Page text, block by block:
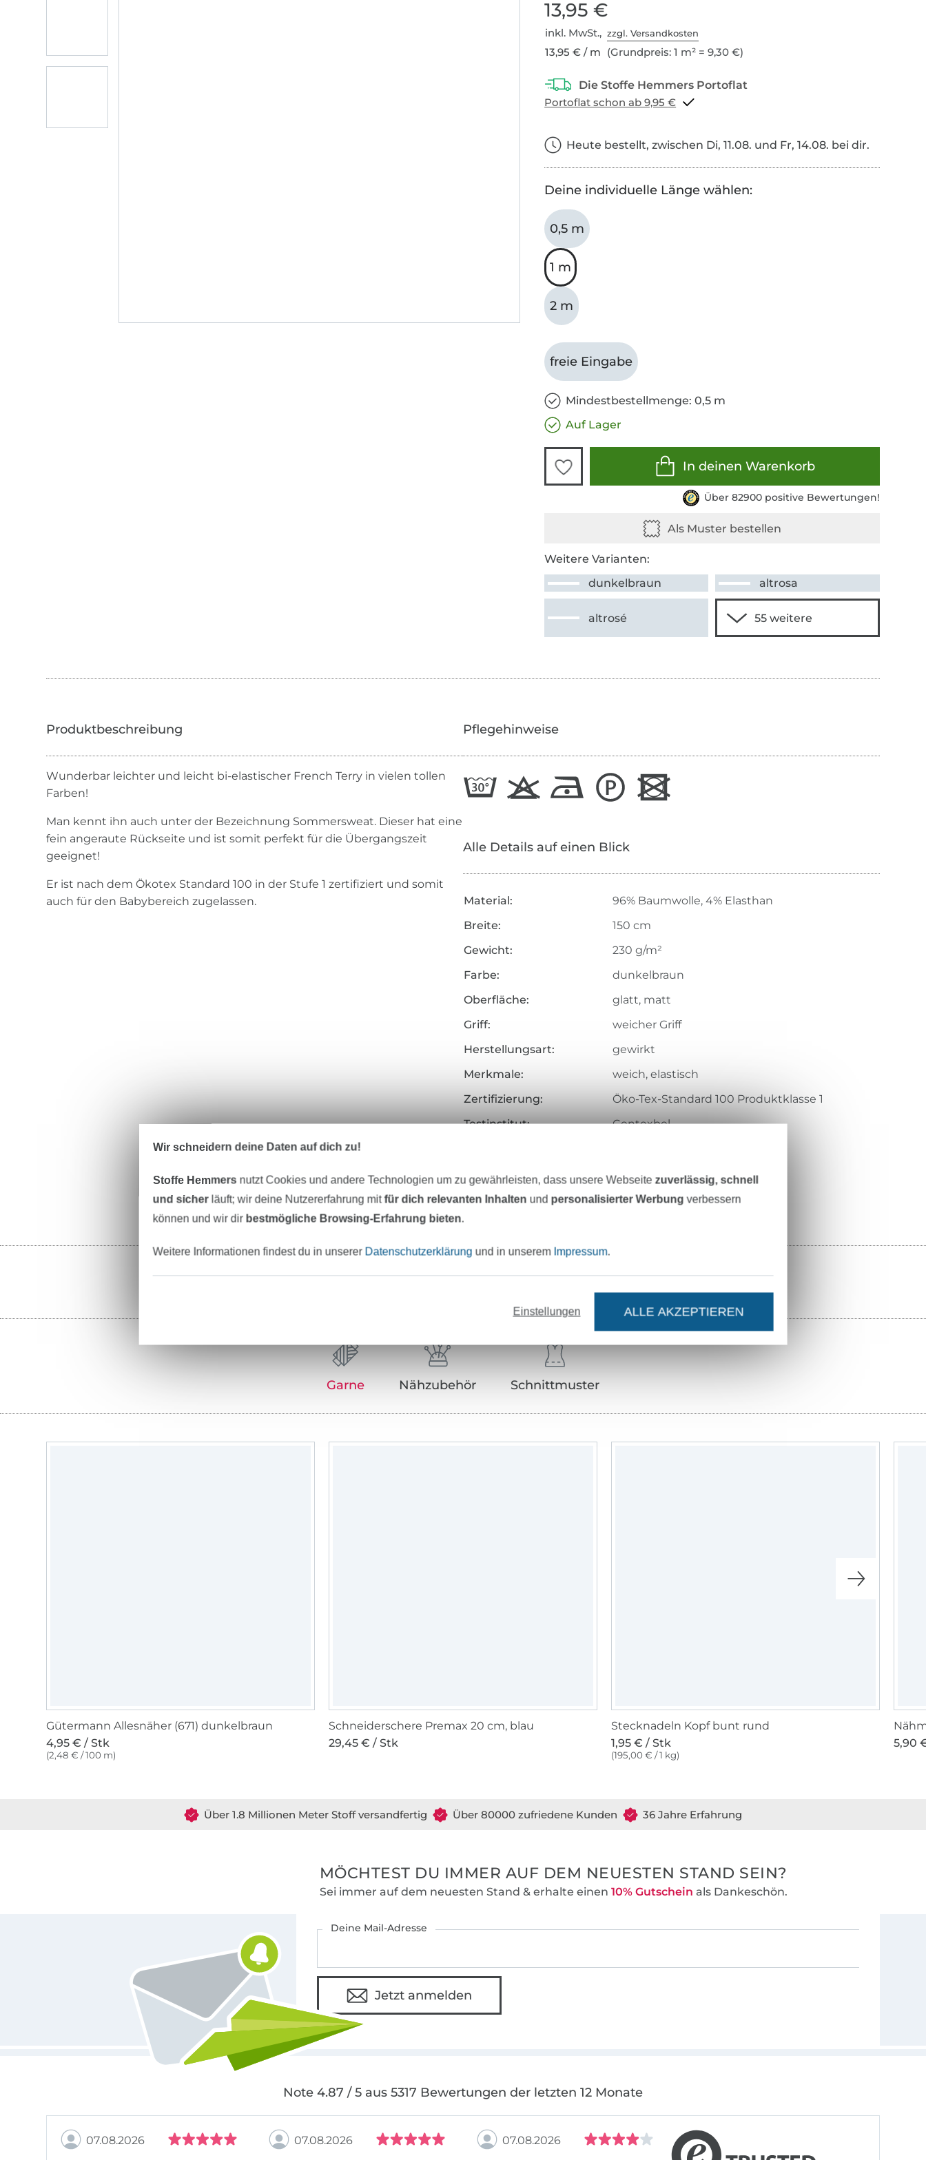
13,95 €
inkl. MwSt.,zzgl. Versandkosten
13,95 € / m (Grundpreis: 1 m² = 9,30 €)
Portoflat schon ab 9,95 €
Heute bestellt, zwischen Di, 11.08. und Fr, 14.08. bei dir.
Deine individuelle Länge wählen:
0,5 m
1 m
2 m
freie Eingabe
Mindestbestellmenge: 0,5 m
Auf Lager
In deinen Warenkorb
Über 82900 positive Bewertungen!
Weitere Varianten:
dunkelbraun
altrosa
altrosé
Wunderbar leichter und leicht bi-elastischer French Terry in vielen tollen
Farben!
Man kennt ihn auch unter der Bezeichnung Sommersweat. Dieser hat eine
fein angeraute Rückseite und ist somit perfekt für die Übergangszeit
geeignet!
Er ist nach dem Ökotex Standard 100 in der Stufe 1 zertifiziert und somit
auch für den Babybereich zugelassen.
Pflegehinweise
Alle Details auf einen Blick
Material:
96% Baumwolle, 4% Elasthan
Breite:
150 cm
Gewicht:
230 g/m²
Farbe:
dunkelbraun
Oberfläche:
glatt, matt
Griff:
weicher Griff
Herstellungsart:
gewirkt
Merkmale:
weich, elastisch
Zertifizierung:
Öko-Tex-Standard 100 Produktklasse 1
Testinstitut:
Centexbel
Art.Nr.:
RS0202-580
Hersteller-Kontaktdaten
Unser Tipp: Das passt dazu
Garne Nähzubehör Schnittmuster
Gütermann Allesnäher (671) dunkelbraun
4,95 € / Stk
(2,48 € / 100 m)
Schneiderschere Premax 20 cm, blau
29,45 € / Stk
Stecknadeln Kopf bunt rund
1,95 € / Stk
(195,00 € / 1 kg)
5,90
Über 1.8 Millionen Meter Stoff versandfertig Über 80000 zufriedene Kunden 36 Jahre Erfahrung
MÖCHTEST DU IMMER AUF DEM NEUESTEN STAND SEIN?
Sei immer auf dem neuesten Stand & erhalte einen 10% Gutschein als Dankeschön.
Deine Mail-Adresse
Jetzt anmelden
Note 4.87 / 5 aus 5317 Bewertungen der letzten 12 Monate
07.08.2026
07.08.2026
07.08.2026
Wir schneidern deine Daten auf dich zu!
Stoffe Hemmers nutzt Cookies und andere Technologien um zu gewährleisten, dass unsere Webseitezuverlässig, schnell
und sicherläuft; wir deine Nutzererfahrung mitfür dich relevanten Inhalten und personalisierter Werbung verbessern
können und wir dir bestmögliche Browsing-Erfahrung bieten.
Weitere Informationen findest du in unserer Datenschutzerklärung und in unserem Impressum.
Einstellungen ALLE AKZEPTIEREN